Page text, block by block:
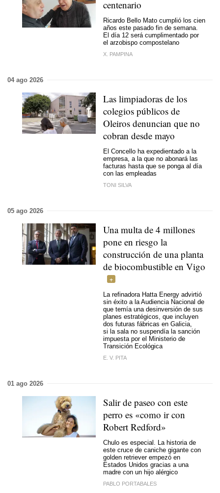
centenario
Ricardo Bello Mato cumplió los cien
años este pasado fin de semana.
El día 12 será cumplimentado por
el arzobispo compostelano
X. PAMPINA
04 ago 2026
Las limpiadoras de los
colegios públicos de
Oleiros denuncian que no
cobran desde mayo
El Concello ha expedientado a la
empresa, a la que no abonará las
facturas hasta que se ponga al día
con las empleadas
TONI SILVA
05 ago 2026
Una multa de 4 millones
pone en riesgo la
construcción de una planta
de biocombustible en Vigo
La refinadora Hatta Energy advirtió
sin éxito a la Audiencia Nacional de
que temía una desinversión de sus
planes estratégicos, que incluyen
dos futuras fábricas en Galicia,
si la sala no suspendía la sanción
impuesta por el Ministerio de
Transición Ecológica
E. V. PITA
01 ago 2026
Salir de paseo con este
perro es «como ir con
Robert Redford»
Chulo es especial. La historia de
este cruce de caniche gigante con
golden retriever empezó en
Estados Unidos gracias a una
madre con un hijo alérgico
PABLO PORTABALES